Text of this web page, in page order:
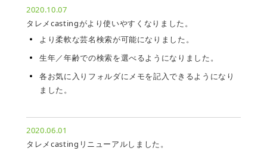
2020.10.07
タレメcastingがより使いやすくなりました。
より柔軟な芸名検索が可能になりました。
生年／年齢での検索を選べるようになりました。
各お気に入りフォルダにメモを記入できるようになり
ました。
2020.06.01
タレメcastingリニューアルしました。